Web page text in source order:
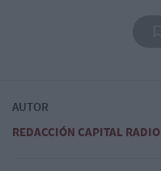
AUTOR
REDACCIÓN CAPITAL RADIO